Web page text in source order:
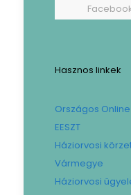
Hasznos linkek
Országos
EESZT
Háziorvosi
Vármegye
Háziorvosi